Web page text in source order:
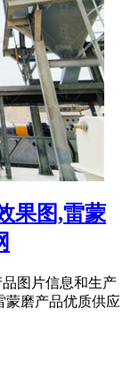
果图,雷蒙
图片信息和生产
蒙磨产品优质供应